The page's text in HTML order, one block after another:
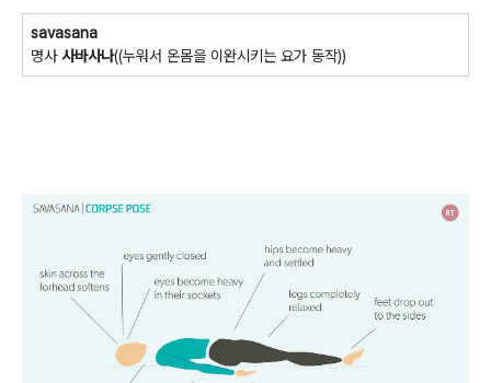
savasana
명사 사바사나((누워서 온몸을 이완시키는 요가 동작))